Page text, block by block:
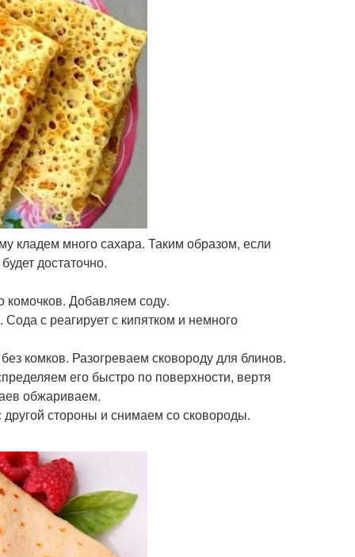
кладем много сахара. Таким образом, если
достаточно.
Добавляем соду.
с реагирует с кипятком и немного
комков. Разогреваем сковороду для блинов.
его быстро по поверхности, вертя
обжариваем.
стороны и снимаем со сковороды.